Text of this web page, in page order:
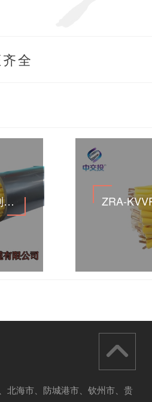
全
ZRA-KVVP22屏蔽控制电缆
北海市、防城港市、钦州市、贵